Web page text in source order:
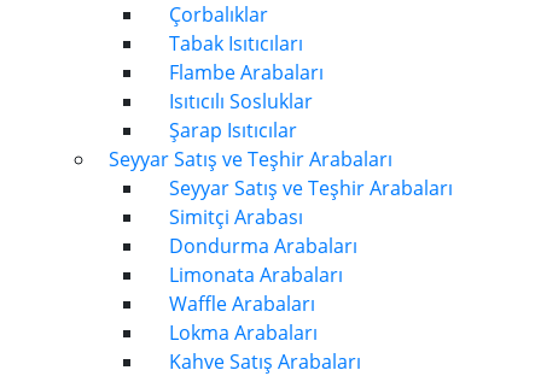
Çorbalıklar
Tabak Isıtıcıları
Flambe Arabaları
Isıtıcılı Sosluklar
Şarap Isıtıcılar
Seyyar Satış ve Teşhir Arabaları
Seyyar Satış ve Teşhir Arabaları
Simitçi Arabası
Dondurma Arabaları
Limonata Arabaları
Waffle Arabaları
Lokma Arabaları
Kahve Satış Arabaları